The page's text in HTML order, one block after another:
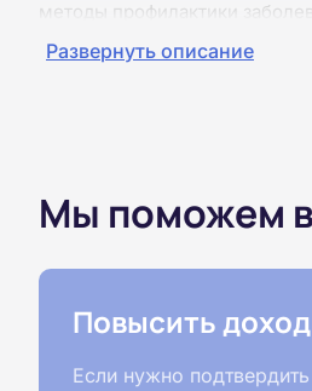
методы профилактики
принципы охраны здоровья и
Развернуть описание
Мы поможем
Повысить доход
Если нужно подтвердить